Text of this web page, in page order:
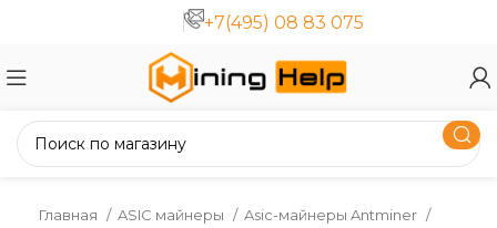
+7(495) 08 83 075
Главная ASIC майнеры
Asic-майнеры Antminer